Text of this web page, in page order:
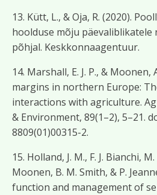
13. Kütt, L., & Oja, R. (2020).
hoolduse mõju päevaliblikatele
põhjal. Keskkonnaagentuur.
14. Marshall, E. J. P., & Moonen,
margins in northern Europe:
interactions with agriculture.
& Environment, 89(1–2), 5–21.
8809(01)00315-2.
15. Holland, J. M., F. J. Bianchi,
Moonen, B. M. Smith, & P.
function and management of